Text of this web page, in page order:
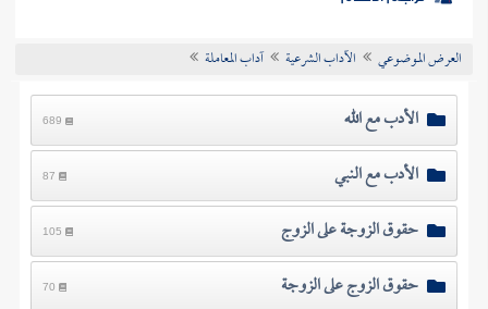
موضوعي
تراجم الأعلام
العرض الموضوعي الآداب الشرعية آداب المعاملة
الأدب مع الله 689
الأدب مع النبي 87
حقوق الزوجة على الزوج 105
حقوق الزوج على الزوجة 70